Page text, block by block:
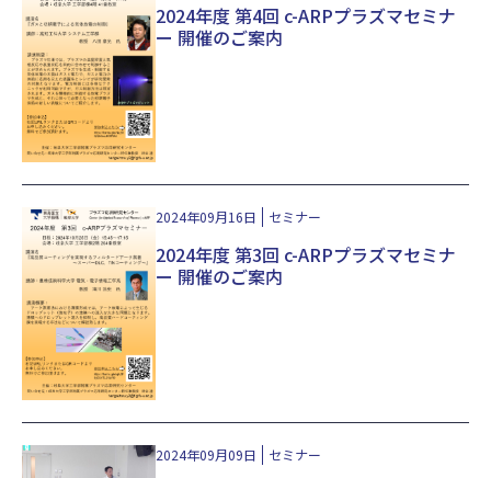
2024年度 第4回 c-ARPプラズマセミナ
ー 開催のご案内
2024年09月16日 セミナー
2024年度 第3回 c-ARPプラズマセミナ
ー 開催のご案内
2024年09月09日 セミナー